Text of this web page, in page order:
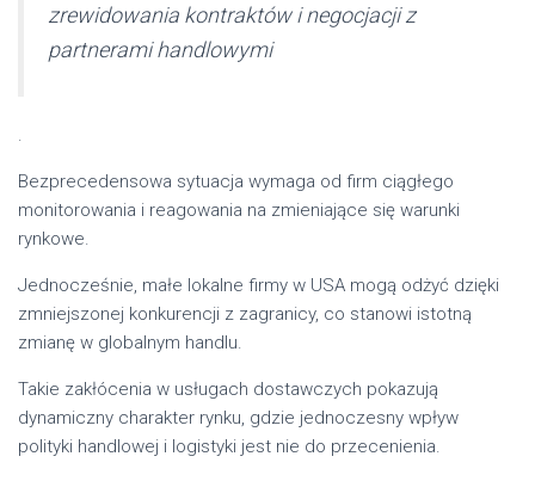
zrewidowania kontraktów i negocjacji z
partnerami handlowymi
.
Bezprecedensowa sytuacja wymaga od firm ciągłego
monitorowania i reagowania na zmieniające się warunki
rynkowe.
Jednocześnie, małe lokalne firmy w USA mogą odżyć dzięki
zmniejszonej konkurencji z zagranicy, co stanowi istotną
zmianę w globalnym handlu.
Takie zakłócenia w usługach dostawczych pokazują
dynamiczny charakter rynku, gdzie jednoczesny wpływ
polityki handlowej i logistyki jest nie do przecenienia.